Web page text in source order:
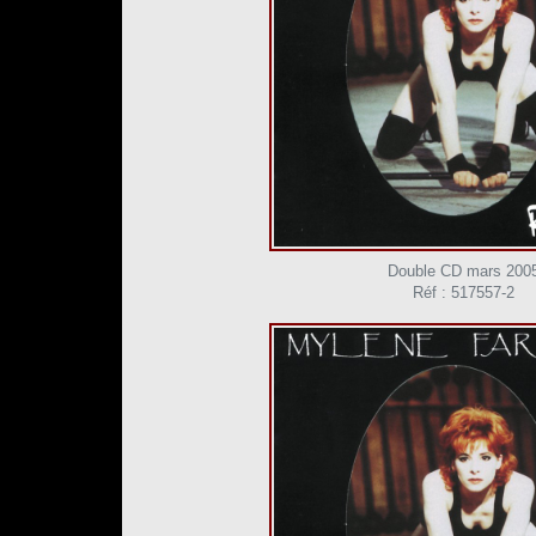
Double CD mars
Réf : 517557-2